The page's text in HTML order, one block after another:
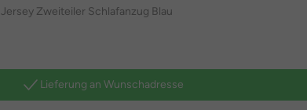
Jersey Zweiteiler Schlafanzug Blau
Lieferung an Wunschadresse